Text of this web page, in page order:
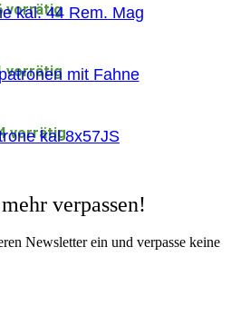
vorrätig
kal. 44 Rem. Mag
vorrätig mit Fahne
vorrätigkal 8x57JS
verpassen!
Newsletter ein und verpasse keine